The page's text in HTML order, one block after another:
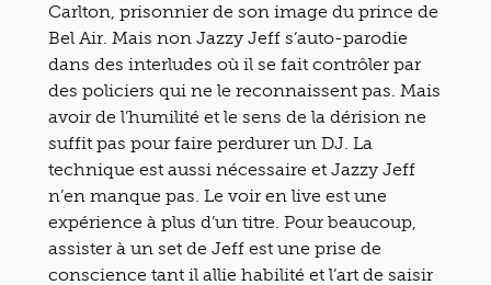
Carlton, prisonnier de son image du prince de
Bel Air. Mais non Jazzy Jeff s’auto-parodie
dans des interludes où il se fait contrôler par
des policiers qui ne le reconnaissent pas. Mais
avoir de l’humilité et le sens de la dérision ne
suffit pas pour faire perdurer un DJ. La
technique est aussi nécessaire et Jazzy Jeff
n’en manque pas. Le voir en live est une
expérience à plus d’un titre. Pour beaucoup,
assister à un set de Jeff est une prise de
conscience tant il allie habilité et l’art de saisir